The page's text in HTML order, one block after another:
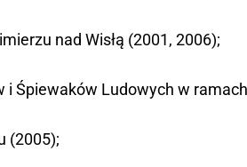
nad Wisłą (2001, 2006);
Ludowych w
(2005);